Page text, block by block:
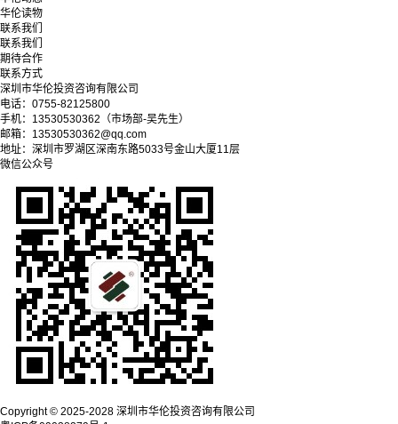
华伦读物
联系我们
联系我们
期待合作
联系方式
深圳市华伦投资咨询有限公司
电话：0755-82125800
手机：13530530362（市场部-吴先生）
邮箱：13530530362@qq.com
地址：深圳市罗湖区深南东路5033号金山大厦11层
微信公众号
Copyright © 2025-2028 深圳市华伦投资咨询有限公司